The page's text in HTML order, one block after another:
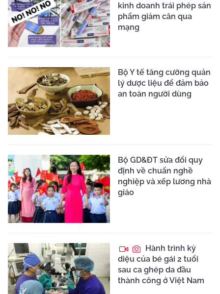
kinh doanh trái phép sản
phẩm giảm cân qua
mạng
Bộ Y tế tăng cường quản
lý dược liệu để đảm bảo
an toàn người dùng
Bộ GD&ĐT sửa đổi quy
định về chuẩn nghề
nghiệp và xếp lương nhà
giáo
Hành trình kỳ
diệu của bé gái 2 tuổi
sau ca ghép da đầu
thành công ở Việt Nam